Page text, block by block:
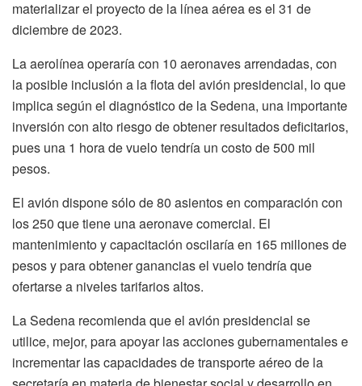
materializar el proyecto de la línea aérea es el 31 de
diciembre de 2023.
La aerolínea operaría con 10 aeronaves arrendadas, con
la posible inclusión a la flota del avión presidencial, lo que
implica según el diagnóstico de la Sedena, una importante
inversión con alto riesgo de obtener resultados deficitarios,
pues una 1 hora de vuelo tendría un costo de 500 mil
pesos.
El avión dispone sólo de 80 asientos en comparación con
los 250 que tiene una aeronave comercial. El
mantenimiento y capacitación oscilaría en 165 millones de
pesos y para obtener ganancias el vuelo tendría que
ofertarse a niveles tarifarios altos.
La Sedena recomienda que el avión presidencial se
utilice, mejor, para apoyar las acciones gubernamentales e
incrementar las capacidades de transporte aéreo de la